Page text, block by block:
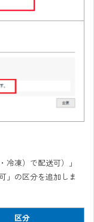
冷凍）で配送可）」
」の区分を追加しま
区分